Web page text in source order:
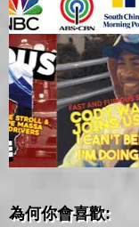
為何你會喜歡: